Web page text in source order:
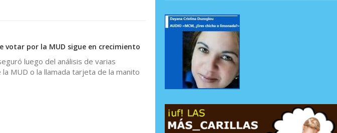
votar por la MUD sigue en crecimiento
luego del análisis de varias
MUD o la llamada tarjeta de la manito